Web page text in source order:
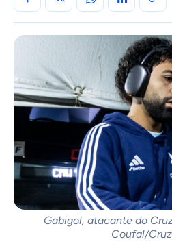
Gabigol, atacante do
Coufal/